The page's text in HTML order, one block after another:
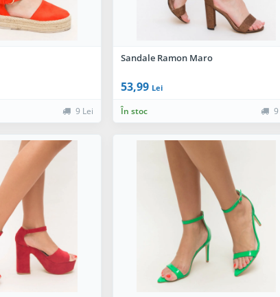
9 Lei
Sandale Ramon Maro
53,99 Lei
În stoc 9